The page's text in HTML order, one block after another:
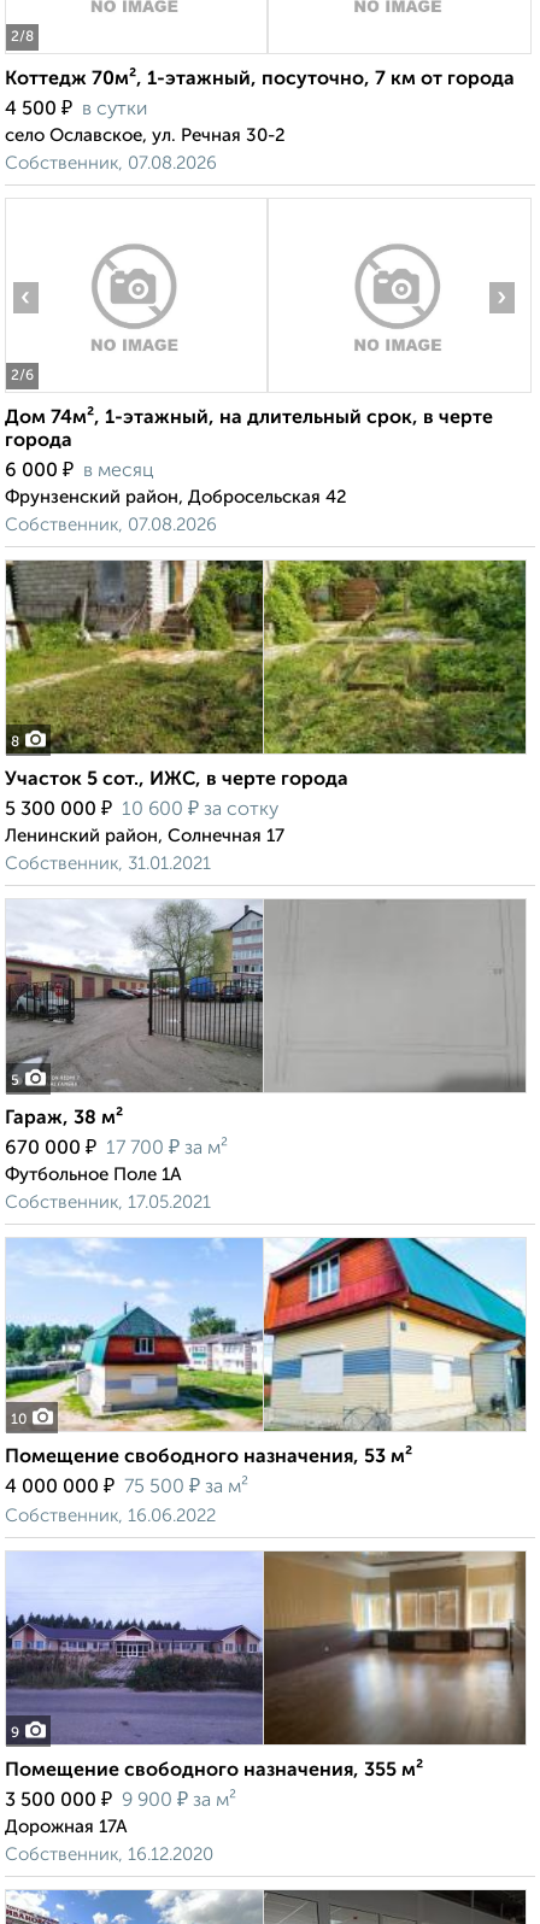
2/8
Коттедж 70м², 1-этажный, посуточно, 7 км от города
4 500 ₽ в сутки
село Ославское, ул. Речная 30-2
Собственник, 07.08.2026
2/6
‹ ›
Дом 74м², 1-этажный, на длительный срок, в черте
города
6 000 ₽ в месяц
Фрунзенский район, Добросельская 42
Собственник, 07.08.2026
8
Участок 5 сот., ИЖС, в черте города
5 300 000 ₽ 10 600 ₽ за сотку
Ленинский район, Солнечная 17
Собственник, 31.01.2021
5
Гараж, 38 м²
670 000 ₽ 17 700 ₽ за м²
Футбольное Поле 1А
Собственник, 17.05.2021
10
Помещение свободного назначения, 53 м²
4 000 000 ₽ 75 500 ₽ за м²
Собственник, 16.06.2022
9
Помещение свободного назначения, 355 м²
3 500 000 ₽ 9 900 ₽ за м²
Дорожная 17А
Собственник, 16.12.2020